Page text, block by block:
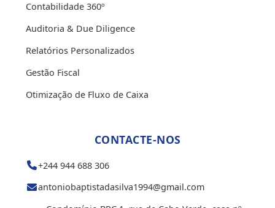
Contabilidade 360º
Auditoria & Due Diligence
Relatórios Personalizados
Gestão Fiscal
Otimização de Fluxo de Caixa
CONTACTE-NOS
+244 944 688 306
antoniobaptistadasilva1994@gmail.com